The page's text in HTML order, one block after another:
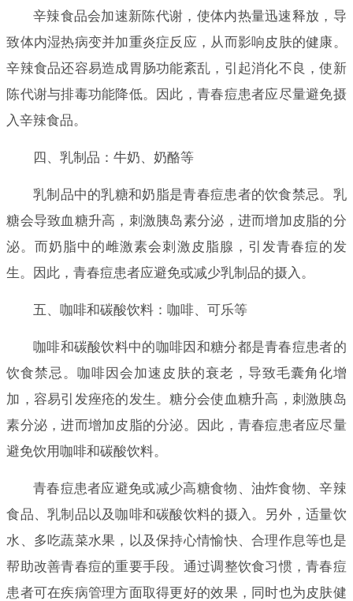
辛辣食品会加速新陈代谢，使体内热量迅速释放，导
致体内湿热病变并加重炎症反应，从而影响皮肤的健康。
辛辣食品还容易造成胃肠功能紊乱，引起消化不良，使新
陈代谢与排毒功能降低。因此，青春痘患者应尽量避免摄
入辛辣食品。
四、乳制品：牛奶、奶酪等
乳制品中的乳糖和奶脂是青春痘患者的饮食禁忌。乳
糖会导致血糖升高，刺激胰岛素分泌，进而增加皮脂的分
泌。而奶脂中的雌激素会刺激皮脂腺，引发青春痘的发
生。因此，青春痘患者应避免或减少乳制品的摄入。
五、咖啡和碳酸饮料：咖啡、可乐等
咖啡和碳酸饮料中的咖啡因和糖分都是青春痘患者的
饮食禁忌。咖啡因会加速皮肤的衰老，导致毛囊角化增
加，容易引发痤疮的发生。糖分会使血糖升高，刺激胰岛
素分泌，进而增加皮脂的分泌。因此，青春痘患者应尽量
避免饮用咖啡和碳酸饮料。
青春痘患者应避免或减少高糖食物、油炸食物、辛辣
食品、乳制品以及咖啡和碳酸饮料的摄入。另外，适量饮
水、多吃蔬菜水果，以及保持心情愉快、合理作息等也是
帮助改善青春痘的重要手段。通过调整饮食习惯，青春痘
患者可在疾病管理方面取得更好的效果，同时也为皮肤健